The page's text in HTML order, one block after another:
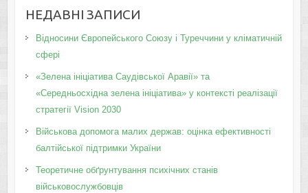
НЕДАВНІ ЗАПИСИ
Відносини Європейського Союзу і Туреччини у кліматичній
сфері
«Зелена ініціатива Саудівської Аравії» та
«Середньосхідна зелена ініціатива» у контексті реалізації
стратегії Vision 2030
Військова допомога малих держав: оцінка ефективності
балтійської підтримки України
Теоретичне обґрунтування психічних станів
військовослужбовців